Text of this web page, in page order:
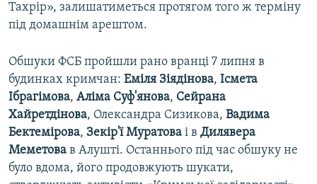
Тахрір», залишатиметься протягом того ж терміну
під домашнім арештом.
Обшуки ФСБ пройшли рано вранці 7 липня в
будинках кримчан: Еміля Зіядінова, Ісмета
Ібрагімова, Аліма Суф'янова, Сейрана
Хайретдінова, Олександра Сизикова, Вадима
Бектемірова, Зекір'ї Муратова і в Дилявера
Меметова в Алушті. Останнього під час обшуку не
було вдома, його продовжують шукати,